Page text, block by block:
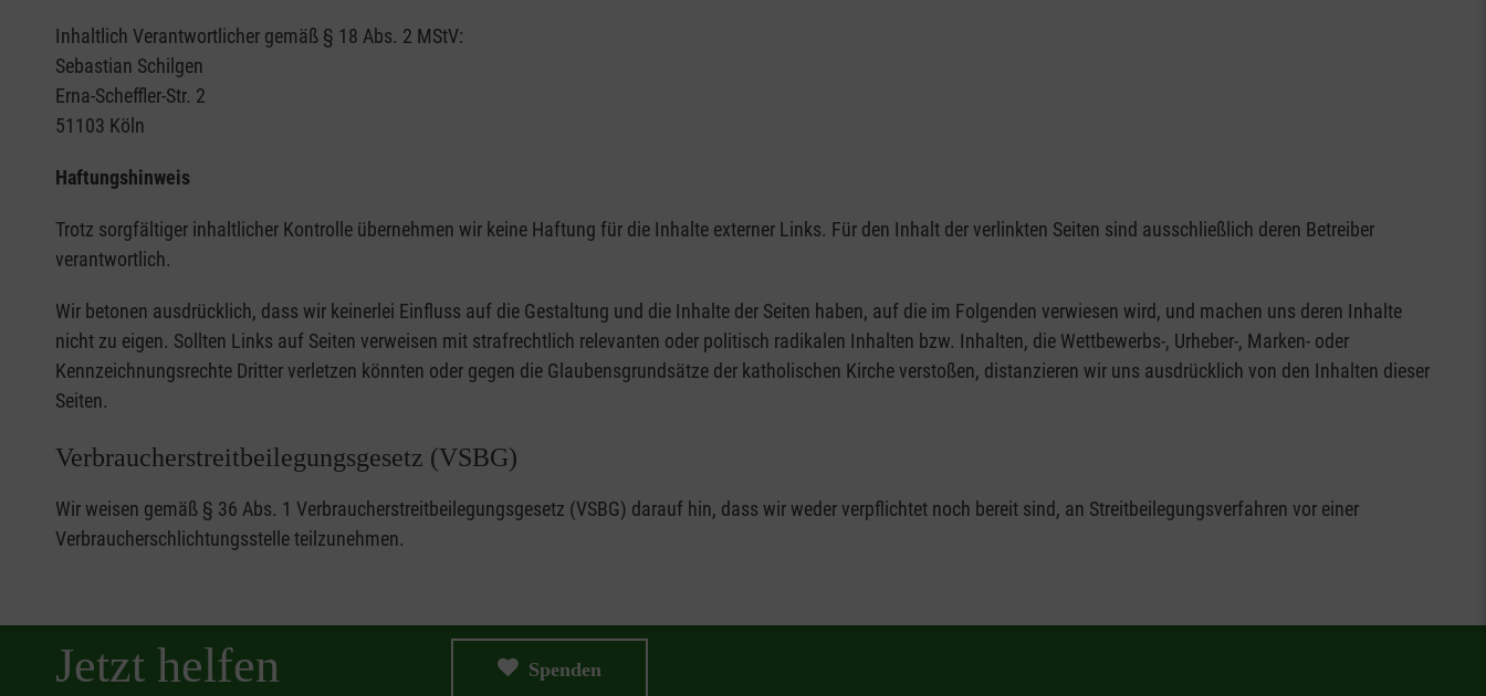
Inhaltlich Verantwortlicher gemäß § 18 Abs. 2 MStV:
Sebastian Schilgen
Erna-Scheffler-Str. 2
51103 Köln
Haftungshinweis
Trotz sorgfältiger inhaltlicher Kontrolle übernehmen wir keine Haftung für die Inhalte externer Links. Für den Inhalt der verlinkten Seiten sind ausschließlich deren Betreiber
verantwortlich.
Wir betonen ausdrücklich, dass wir keinerlei Einfluss auf die Gestaltung und die Inhalte der Seiten haben, auf die im Folgenden verwiesen wird, und machen uns deren Inhalte
nicht zu eigen. Sollten Links auf Seiten verweisen mit strafrechtlich relevanten oder politisch radikalen Inhalten bzw. Inhalten, die Wettbewerbs-, Urheber-, Marken- oder
Kennzeichnungsrechte Dritter verletzen könnten oder gegen die Glaubensgrundsätze der katholischen Kirche verstoßen, distanzieren wir uns ausdrücklich von den Inhalten dieser
Seiten.
Verbraucherstreitbeilegungsgesetz (VSBG)
Wir weisen gemäß § 36 Abs. 1 Verbraucherstreitbeilegungsgesetz (VSBG) darauf hin, dass wir weder verpflichtet noch bereit sind, an Streitbeilegungsverfahren vor einer
Verbraucherschlichtungsstelle teilzunehmen.
Jetzt helfen Spenden